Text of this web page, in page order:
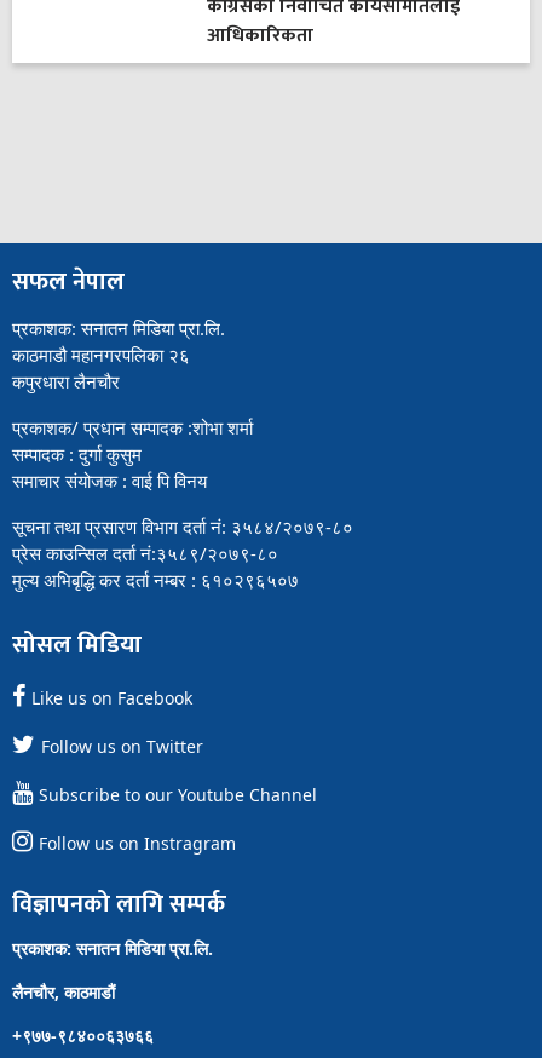
कांग्रेसको निर्वाचित कार्यसमितिलाई
आधिकारिकता
सफल नेपाल
प्रकाशक: सनातन मिडिया प्रा.लि.
काठमाडौ महानगरपलिका २६
कपुरधारा लैनचौर
प्रकाशक/ प्रधान सम्पादक :शोभा शर्मा
सम्पादक : दुर्गा कुसुम
समाचार संयोजक : वाई पि विनय
सूचना तथा प्रसारण विभाग दर्ता नं: ३५८४/२०७९-८०
प्रेस काउन्सिल दर्ता नं:३५८९/२०७९-८०
मुल्य अभिबृद्धि कर दर्ता नम्बर : ६१०२९६५०७
सोसल मिडिया
Like us on Facebook
Follow us on Twitter
Subscribe to our Youtube Channel
Follow us on Instragram
विज्ञापनको लागि सम्पर्क
प्रकाशक: सनातन मिडिया प्रा.लि.
लैनचौर, काठमाडौं
+९७७-९८४००६३७६६